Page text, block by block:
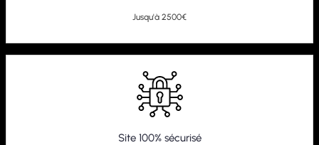
Jusqu'à 2500€
Site 100% sécurisé